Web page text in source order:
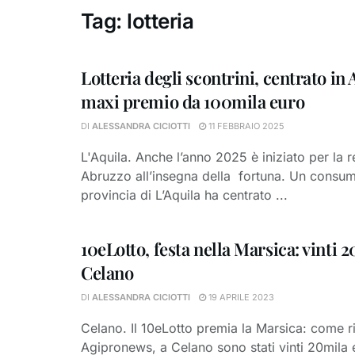
Tag: lotteria
Lotteria degli scontrini, centrato in
maxi premio da 100mila euro
DI ALESSANDRA CICIOTTI 11 FEBBRAIO 2025
L'Aquila. Anche l’anno 2025 è iniziato per la
Abruzzo all’insegna della fortuna. Un
provincia di L’Aquila ha centrato ...
10eLotto, festa nella Marsica: vinti
Celano
DI ALESSANDRA CICIOTTI 19 APRILE 2023
Celano. Il 10eLotto premia la Marsica: come
Agipronews, a Celano sono stati vinti 20mila